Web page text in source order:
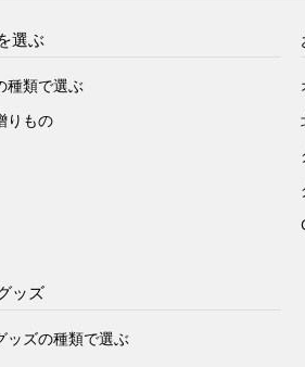
選ぶ
種類で選ぶ
りもの
ッズ
ッズの種類で選ぶ